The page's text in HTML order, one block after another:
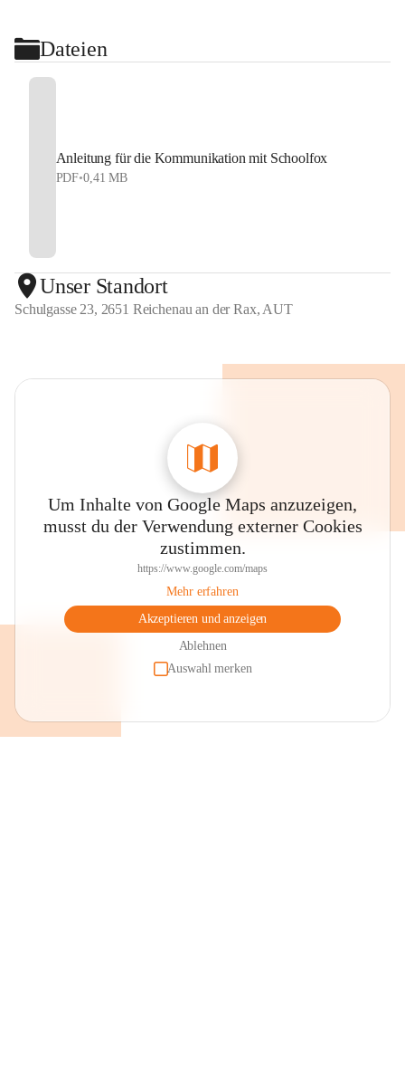
Dateien
Anleitung für die Kommunikation mit Schoolfox
PDF•0,41 MB
Unser Standort
Schulgasse 23, 2651 Reichenau an der Rax, AUT
Um Inhalte von Google Maps anzuzeigen,
musst du der Verwendung externer Cookies
zustimmen.
https://www.google.com/maps
Mehr erfahren
Akzeptieren und anzeigen
Ablehnen
Auswahl merken